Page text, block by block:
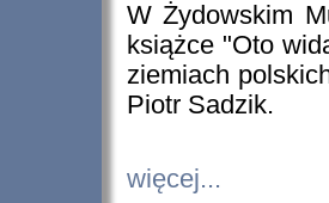
W Żydowskim
książce "Oto
ziemiach
Piotr Sadzik.
więcej...